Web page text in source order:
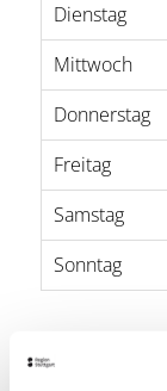
Dienstag
Mittwoch
Donnerstag
Freitag
Samstag
Sonntag